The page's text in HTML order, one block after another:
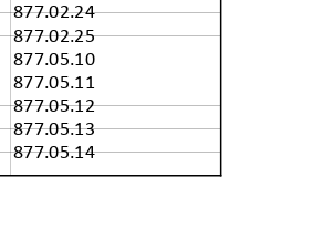
877.02.24
877.02.25
877.05.10
877.05.11
877.05.12
877.05.13
877.05.14